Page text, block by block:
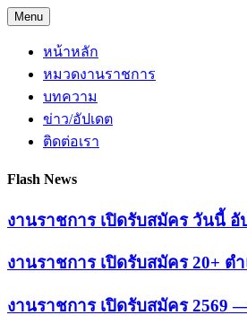
Skip
to
content
Menu
หน้าหลัก
หมวดงานราชการ
บทความ
ข่าว/อัปเดต
ติดต่อเรา
Flash News
งานราชการ เปิดรับสมัคร วันนี้ อั
งานราชการ เปิดรับสมัคร 20+ ต
งานราชการ เปิดรับสมัคร 2569